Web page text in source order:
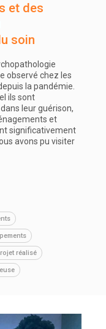
et des
soin
observé chez les
la pandémie.
ils sont
leur guérison,
et
significativement
avons pu visiter
réalisé